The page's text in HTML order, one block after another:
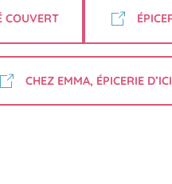
COUVERT
CHEZ EMMA, ÉPICERIE D’ICI